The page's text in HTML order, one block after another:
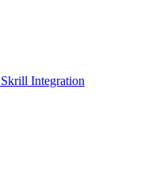
Skrill Integration